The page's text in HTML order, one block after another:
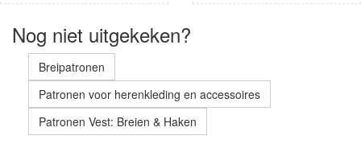
Nog niet uitgekeken?
Breipatronen
Patronen voor herenkleding en accessoires
Patronen Vest: Breien & Haken